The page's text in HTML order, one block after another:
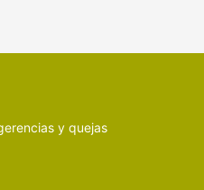
y quejas